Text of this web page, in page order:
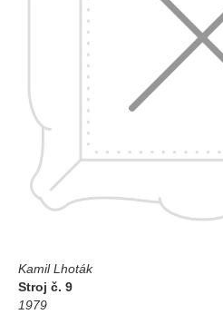
Kamil Lhoták
Stroj č. 9
1979